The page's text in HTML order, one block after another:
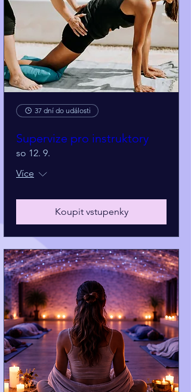
37 dní do události
Supervize pro instruktory
so 12. 9.
Více
Koupit vstupenky